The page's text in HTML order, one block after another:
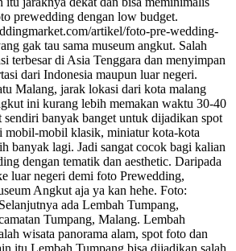
prewedding dengan low budget.
artikel/foto-pre-wedding-
gak tau sama museum angkut. Salah
terbesar di Asia Tenggara dan menyimpan
dari Indonesia maupun luar negeri.
Malang, jarak lokasi dari kota malang
ini kurang lebih memakan waktu 30-40
banyak banget untuk dijadikan spot
mobil-mobil klasik, miniatur kota-kota
banyak lagi. Jadi sangat cocok bagi kalian
dengan tematik dan aesthetic. Daripada
luar negeri demi foto Prewedding,
Angkut aja ya kan hehe. Foto:
ada Lembah Tumpang,
Tumpang, Malang. Lembah
wisata panorama alam, spot foto dan
itu Lembah Tumpang bisa dijadikan salah